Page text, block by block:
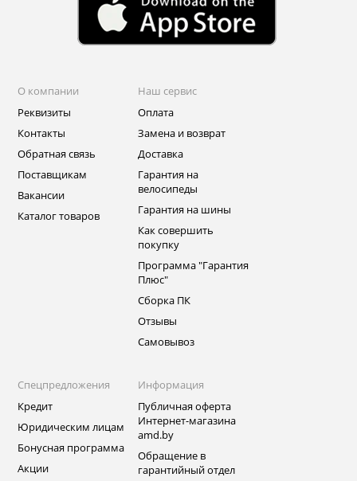
О компании
Реквизиты
Контакты
Обратная связь
Поставщикам
Вакансии
Каталог товаров
Наш сервис
Оплата
Замена и возврат
Доставка
Гарантия на
велосипеды
Гарантия на шины
Как совершить
покупку
Программа "Гарантия
Плюс"
Сборка ПК
Отзывы
Самовывоз
Спецпредложения
Кредит
Юридическим лицам
Бонусная программа
Акции
Информация
Публичная оферта
Интернет-магазина
amd.by
Обращение в
гарантийный отдел